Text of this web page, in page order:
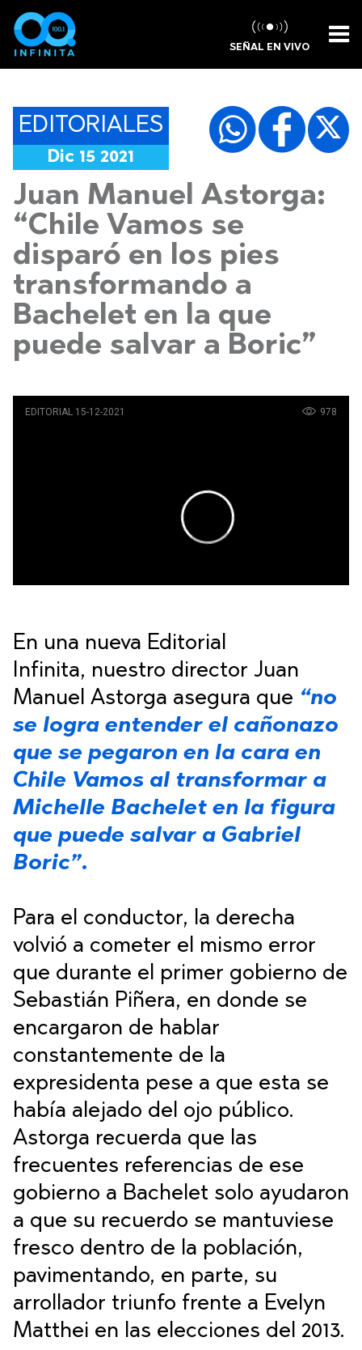
SEÑAL EN VIVO
EDITORIALES
Dic 15 2021
Juan Manuel Astorga:
“Chile Vamos se
disparó en los pies
transformando a
Bachelet en la que
puede salvar a Boric”
En una nueva Editorial
Infinita, nuestro director Juan
Manuel Astorga asegura que “no
se logra entender el cañonazo
que se pegaron en la cara en
Chile Vamos al transformar a
Michelle Bachelet en la figura
que puede salvar a Gabriel
Boric”.
Para el conductor, la derecha
volvió a cometer el mismo error
que durante el primer gobierno de
Sebastián Piñera, en donde se
encargaron de hablar
constantemente de la
expresidenta pese a que esta se
había alejado del ojo público.
Astorga recuerda que las
frecuentes referencias de ese
gobierno a Bachelet solo ayudaron
a que su recuerdo se mantuviese
fresco dentro de la población,
pavimentando, en parte, su
arrollador triunfo frente a Evelyn
Matthei en las elecciones del 2013.